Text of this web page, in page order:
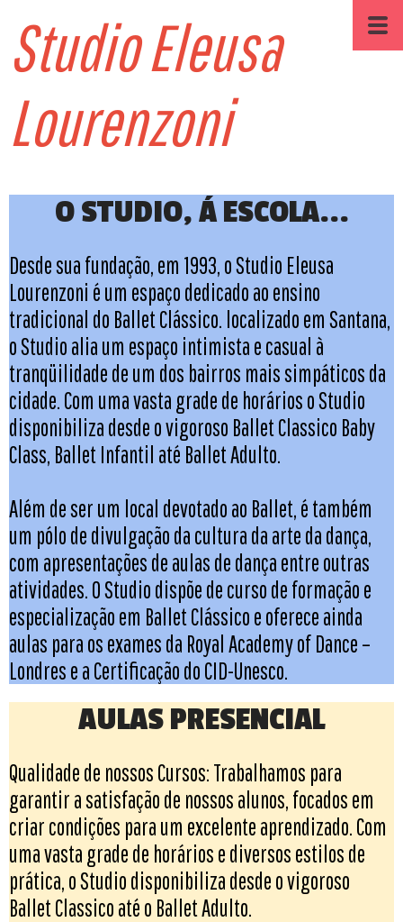
Studio Eleusa
Lourenzoni
O STUDIO, Á ESCOLA...
Desde sua fundação, em 1993, o Studio Eleusa
Lourenzoni é um espaço dedicado ao ensino
tradicional do Ballet Clássico. localizado em Santana,
o Studio alia um espaço intimista e casual à
tranqüilidade de um dos bairros mais simpáticos da
cidade. Com uma vasta grade de horários o Studio
disponibiliza desde o vigoroso Ballet Classico Baby
Class, Ballet Infantil até Ballet Adulto.
Além de ser um local devotado ao Ballet, é também
um pólo de divulgação da cultura da arte da dança,
com apresentações de aulas de dança entre outras
atividades. O Studio dispõe de curso de formação e
especialização em Ballet Clássico e oferece ainda
aulas para os exames da Royal Academy of Dance –
Londres e a Certificação do CID-Unesco.
AULAS PRESENCIAL
Qualidade de nossos Cursos: Trabalhamos para
garantir a satisfação de nossos alunos, focados em
criar condições para um excelente aprendizado. Com
uma vasta grade de horários e diversos estilos de
prática, o Studio disponibiliza desde o vigoroso
Ballet Classico até o Ballet Adulto.